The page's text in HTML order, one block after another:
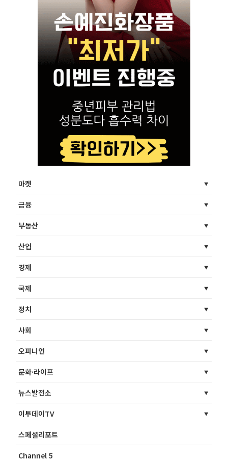
마켓
금융
부동산
산업
경제
국제
정치
사회
오피니언
문화·라이프
뉴스발전소
이투데이TV
스페셜리포트
Channel 5